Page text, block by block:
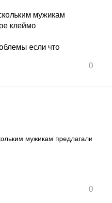
мужикам
клеймо
если что
0
мужикам предлагали
0